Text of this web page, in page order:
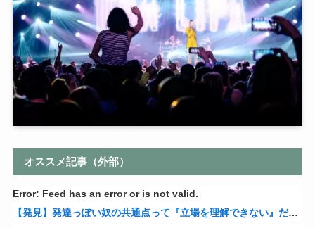
オススメ記事（外部）
Error: Feed has an error or is not valid.
【発見】発達っぽい奴の共通点って『立場を理解できない』だよな